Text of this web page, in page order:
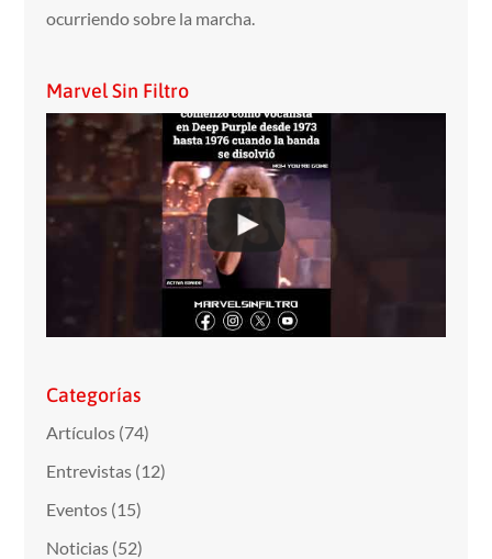
ocurriendo sobre la marcha.
Marvel Sin Filtro
Categorías
Artículos (74)
Entrevistas (12)
Eventos (15)
Noticias (52)